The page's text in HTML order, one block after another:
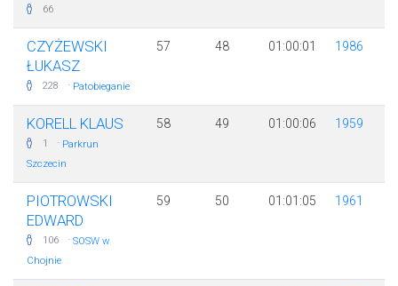
66
CZYŻEWSKI
ŁUKASZ
228 · Patobieganie
57 48 01:00:01 1986
KORELL KLAUS
1 · Parkrun
Szczecin
58 49 01:00:06 1959
PIOTROWSKI
EDWARD
106 · SOSW w
Chojnie
59 50 01:01:05 1961